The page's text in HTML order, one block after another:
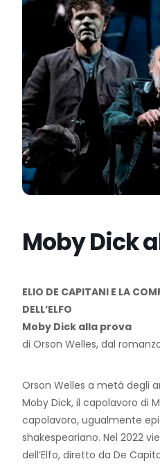
Moby Dick
ELIO DE CAPITANI E LA
DELL’ELFO
Moby Dick alla prova
di Orson Welles, dal
Orson Welles a metà degli
Moby Dick, il capolavoro di
capolavoro, ugualmente
shakespeariano. Nel 2022
dell’Elfo, diretto da De